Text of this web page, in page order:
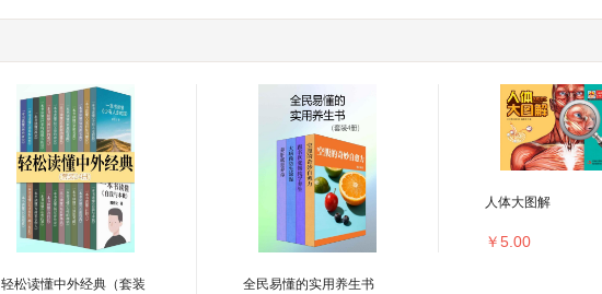
轻松读懂中外经典（套装
全民易懂的实用养生书
人体大图解
￥5.00